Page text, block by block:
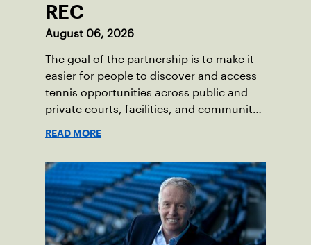
REC
August 06, 2026
The goal of the partnership is to make it
easier for people to discover and access
tennis opportunities across public and
private courts, facilities, and community
READ MORE